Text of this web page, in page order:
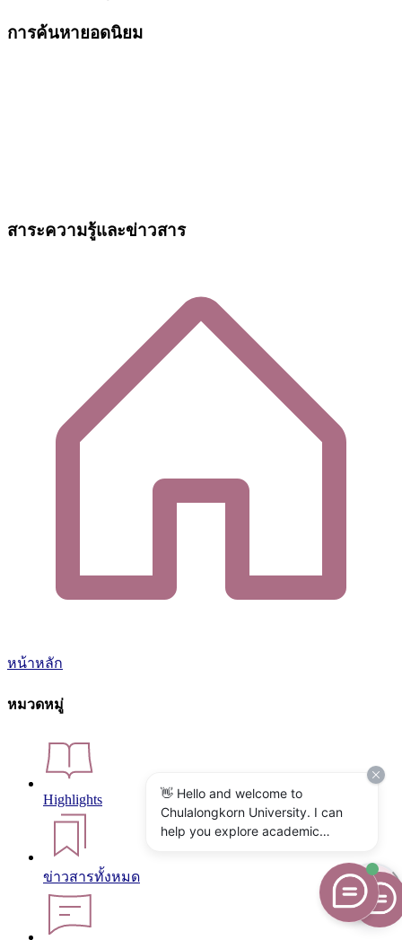
การค้นหายอดนิยม
สาระความรู้และข่าวสาร
หน้าหลัก
หมวดหมู่
Highlights
ข่าวสารทั้งหมด
👋 Hello and welcome to
Chulalongkorn University. I can
help you explore academic